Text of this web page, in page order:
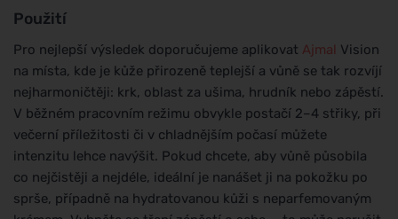
Použití
Pro nejlepší výsledek doporučujeme aplikovat Ajmal Vision
na místa, kde je kůže přirozeně teplejší a vůně se tak rozvíjí
nejharmoničtěji: krk, oblast za ušima, hrudník nebo zápěstí.
V běžném pracovním režimu obvykle postačí 2–4 střiky, při
večerní příležitosti či v chladnějším počasí můžete
intenzitu lehce navýšit. Pokud chcete, aby vůně působila
co nejčistěji a nejdéle, ideální je nanášet ji na pokožku po
sprše, případně na hydratovanou kůži s neparfemovaným